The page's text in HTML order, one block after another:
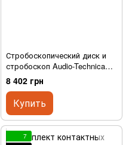
Стробоскопический диск и
стробоскоп Audio-Technica
AT6181DL
8 402 грн
Купить
7